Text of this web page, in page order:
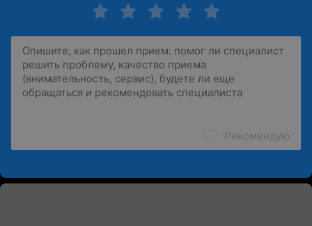
Рекомендую